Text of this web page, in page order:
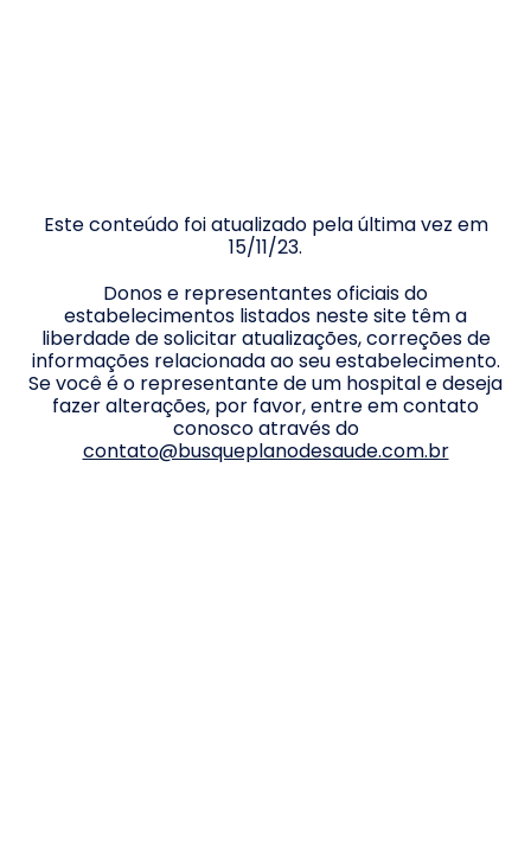
Este conteúdo foi atualizado pela última vez em
15/11/23.
Donos e representantes oficiais do
estabelecimentos listados neste site têm a
liberdade de solicitar atualizações, correções de
informações relacionada ao seu estabelecimento.
Se você é o representante de um hospital e deseja
fazer alterações, por favor, entre em contato
conosco através do
contato@busqueplanodesaude.com.br